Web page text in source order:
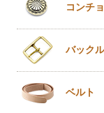
コンチョ
バック
ベルト